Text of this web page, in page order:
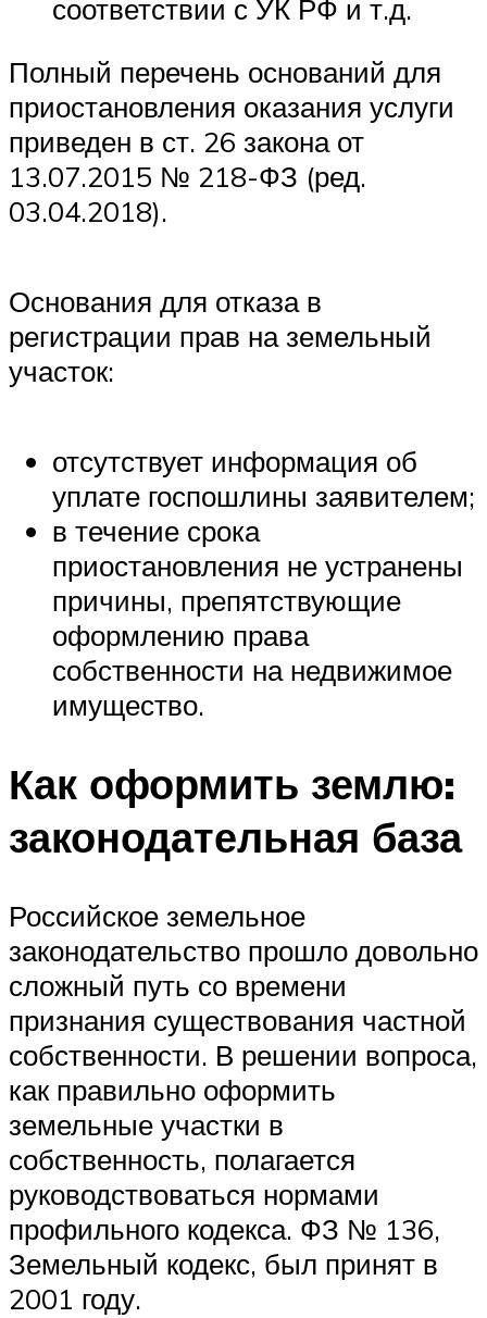
соответствии с УК РФ и т.д.
Полный перечень оснований для
приостановления оказания услуги
приведен в ст. 26 закона от
13.07.2015 № 218-ФЗ (ред.
03.04.2018).
Основания для отказа в
регистрации прав на земельный
участок:
отсутствует информация об
уплате госпошлины заявителем;
в течение срока
приостановления не устранены
причины, препятствующие
оформлению права
собственности на недвижимое
имущество.
Как оформить землю:
законодательная база
Российское земельное
законодательство прошло довольно
сложный путь со времени
признания существования частной
собственности. В решении вопроса,
как правильно оформить
земельные участки в
собственность, полагается
руководствоваться нормами
профильного кодекса. ФЗ № 136,
Земельный кодекс, был принят в
2001 году.